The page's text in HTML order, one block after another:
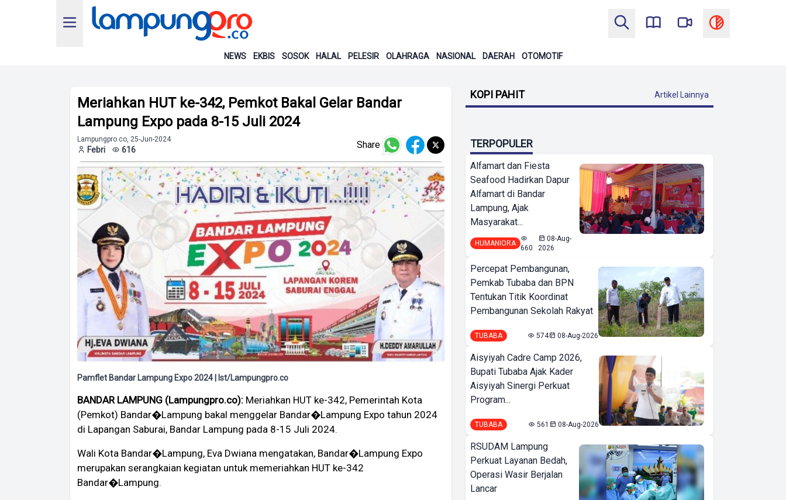
NEWS EKBIS SOSOK HALAL PELESIR OLAHRAGA NASIONAL DAERAH OTOMOTIF
Meriahkan HUT ke-342, Pemkot Bakal Gelar Bandar
Lampung Expo pada 8-15 Juli 2024
Lampungpro.co, 25-Jun-2024
Febri 616 Share
Pamflet Bandar Lampung Expo 2024 | Ist/Lampungpro.co
BANDAR LAMPUNG (Lampungpro.co): Meriahkan HUT ke-342, Pemerintah Kota
(Pemkot) Bandar�Lampung bakal menggelar Bandar�Lampung Expo tahun 2024
di Lapangan Saburai, Bandar Lampung pada 8-15 Juli 2024.
Wali Kota Bandar�Lampung, Eva Dwiana mengatakan, Bandar�Lampung Expo
merupakan serangkaian kegiatan untuk memeriahkan HUT ke-342
Bandar�Lampung.
KOPI PAHIT Artikel Lainnya
TERPOPULER
Alfamart dan Fiesta
Seafood Hadirkan Dapur
Alfamart di Bandar
Lampung, Ajak
Masyarakat...
HUMANIORA
660
08-Aug-
2026
Percepat Pembangunan,
Pemkab Tubaba dan BPN
Tentukan Titik Koordinat
Pembangunan Sekolah Rakyat
TUBABA 574 08-Aug-2026
Aisyiyah Cadre Camp 2026,
Bupati Tubaba Ajak Kader
Aisyiyah Sinergi Perkuat
Program...
TUBABA 561 08-Aug-2026
RSUDAM Lampung
Perkuat Layanan Bedah,
Operasi Wasir Berjalan
Lancar